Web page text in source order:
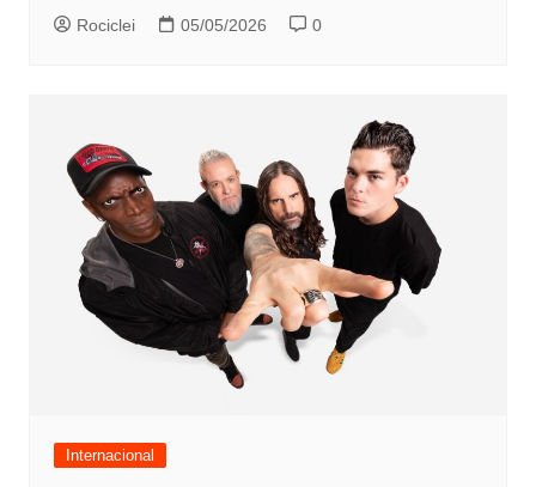
Rociclei 05/05/2026 0
Internacional